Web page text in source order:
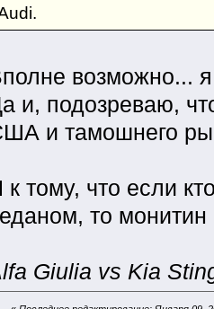
возможно... я
и, подозревaю,
и тамошнего
к тому, что если
то монитин
Giulia vs Kia